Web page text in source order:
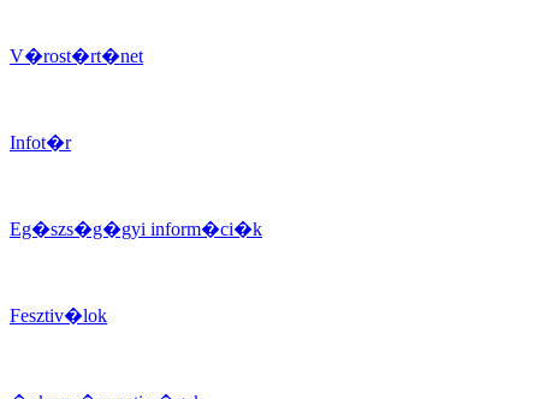
V�rost�rt�net
Infot�r
Eg�szs�g�gyi inform�ci�k
Fesztiv�lok